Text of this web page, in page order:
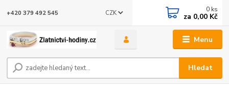
Menu
CZK
Hledat
+420 379 492 545 0 ks
za 0,00 Kč